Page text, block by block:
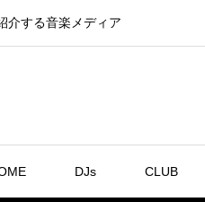
介する音楽メディア
DJs CLUB